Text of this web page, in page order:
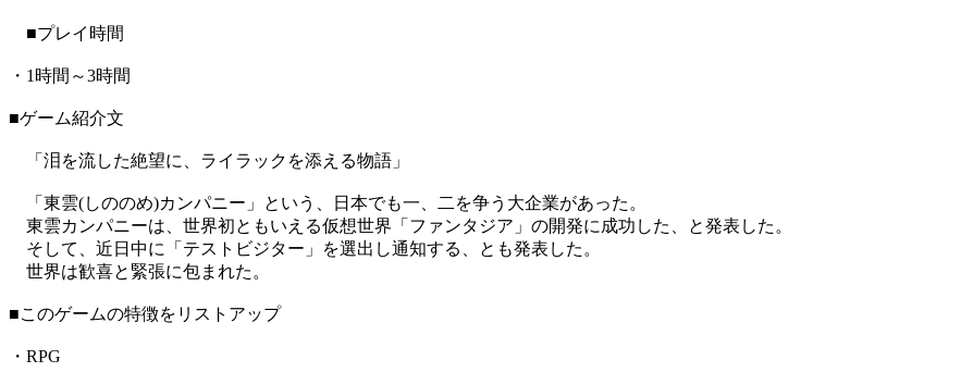
■プレイ時間
・1時間～3時間
■ゲーム紹介文
「泪を流した絶望に、ライラックを添える物語」
「東雲(しののめ)カンパニー」という、日本でも一、二を争う大企業があった。
東雲カンパニーは、世界初ともいえる仮想世界「ファンタジア」の開発に成功した、と発表した。
そして、近日中に「テストビジター」を選出し通知する、とも発表した。
世界は歓喜と緊張に包まれた。
■このゲームの特徴をリストアップ
・RPG